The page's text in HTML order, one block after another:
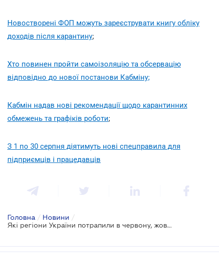
Новостворені ФОП можуть зареєструвати книгу обліку
доходів після карантину;
Хто повинен пройти самоізоляцію та обсервацію
відповідно до нової постанови Кабміну;
Кабмін надав нові рекомендації щодо карантинних
обмежень та графіків роботи;
З 1 по 30 серпня діятимуть нові спецправила для
підприємців і працедавців
Головна / Новини /
Які регіони України потрапили в червону, жовту та помаранчеву зони: актуальний перелік